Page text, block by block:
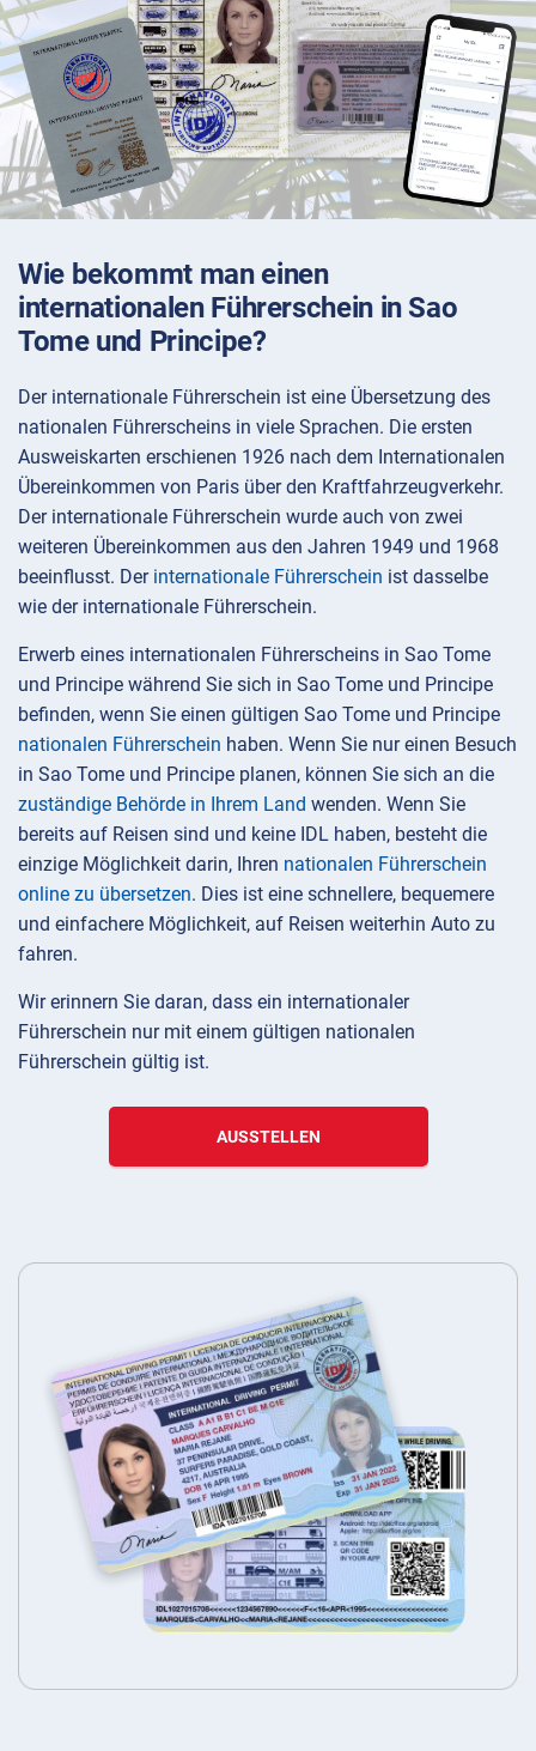
Wie bekommt man einen
internationalen Führerschein in Sao
Tome und Principe?
Der internationale Führerschein ist eine Übersetzung des
nationalen Führerscheins in viele Sprachen. Die ersten
Ausweiskarten erschienen 1926 nach dem Internationalen
Übereinkommen von Paris über den Kraftfahrzeugverkehr.
Der internationale Führerschein wurde auch von zwei
weiteren Übereinkommen aus den Jahren 1949 und 1968
beeinflusst. Der internationale Führerschein ist dasselbe
wie der internationale Führerschein.
Erwerb eines internationalen Führerscheins in Sao Tome
und Principe während Sie sich in Sao Tome und Principe
befinden, wenn Sie einen gültigen Sao Tome und Principe
nationalen Führerschein haben. Wenn Sie nur einen Besuch
in Sao Tome und Principe planen, können Sie sich an die
zuständige Behörde in Ihrem Land wenden. Wenn Sie
bereits auf Reisen sind und keine IDL haben, besteht die
einzige Möglichkeit darin, Ihren nationalen Führerschein
online zu übersetzen. Dies ist eine schnellere, bequemere
und einfachere Möglichkeit, auf Reisen weiterhin Auto zu
fahren.
Wir erinnern Sie daran, dass ein internationaler
Führerschein nur mit einem gültigen nationalen
Führerschein gültig ist.
AUSSTELLEN